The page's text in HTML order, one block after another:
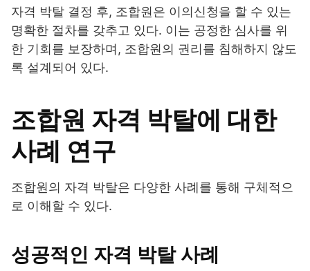
자격 박탈 결정 후, 조합원은 이의신청을 할 수 있는
명확한 절차를 갖추고 있다. 이는 공정한 심사를 위
한 기회를 보장하며, 조합원의 권리를 침해하지 않도
록 설계되어 있다.
조합원 자격 박탈에 대한
사례 연구
조합원의 자격 박탈은 다양한 사례를 통해 구체적으
로 이해할 수 있다.
성공적인 자격 박탈 사례